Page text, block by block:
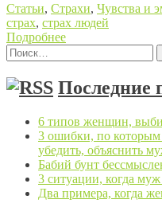
Статьи, Страхи, Чувства и
страх, страх людей
Подробнее
Найти:
Последние
6 типов женщин,
3 ошибки, по которым
убедить, объяснить
Бабий бунт
3 ситуации, когда
Два примера, когда